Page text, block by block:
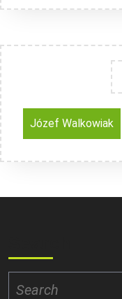
Józef Walkowiak
for: